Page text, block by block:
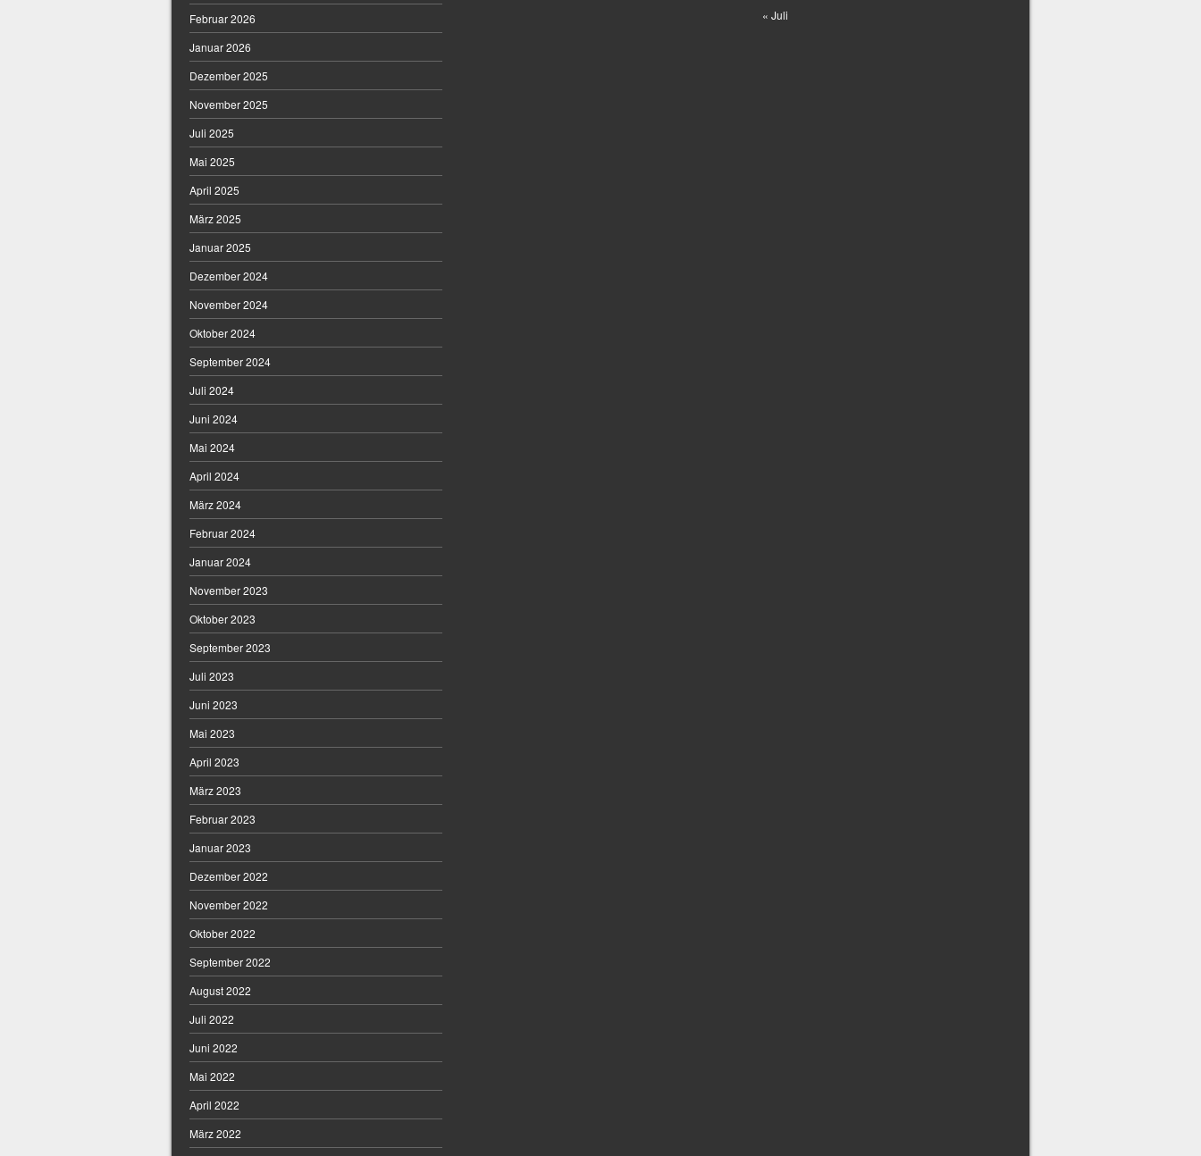
Februar 2026
Januar 2026
Dezember 2025
November 2025
Juli 2025
Mai 2025
April 2025
März 2025
Januar 2025
Dezember 2024
November 2024
Oktober 2024
September 2024
Juli 2024
Juni 2024
Mai 2024
April 2024
März 2024
Februar 2024
Januar 2024
November 2023
Oktober 2023
September 2023
Juli 2023
Juni 2023
Mai 2023
April 2023
März 2023
Februar 2023
Januar 2023
Dezember 2022
November 2022
Oktober 2022
September 2022
August 2022
Juli 2022
Juni 2022
Mai 2022
April 2022
März 2022
« Juli